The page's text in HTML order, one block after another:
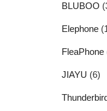
BLUBOO
Elephone
FleaPhone
JIAYU (6)